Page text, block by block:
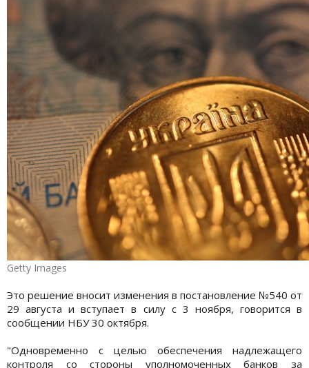
Getty Images
Это решение вносит изменения в постановление №540 от
29 августа и вступает в силу с 3 ноября, говорится в
сообщении НБУ 30 октября.
"Одновременно с целью обеспечения надлежащего
контроля со стороны уполномоченных банков за